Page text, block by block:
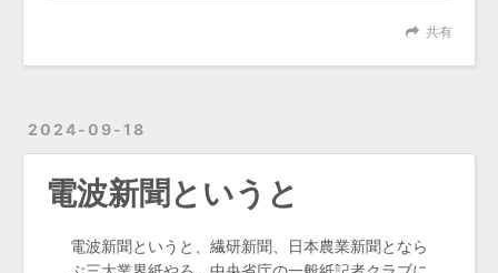
共有
2024-09-18
電波新聞というと
電波新聞というと、繊研新聞、日本農業新聞となら